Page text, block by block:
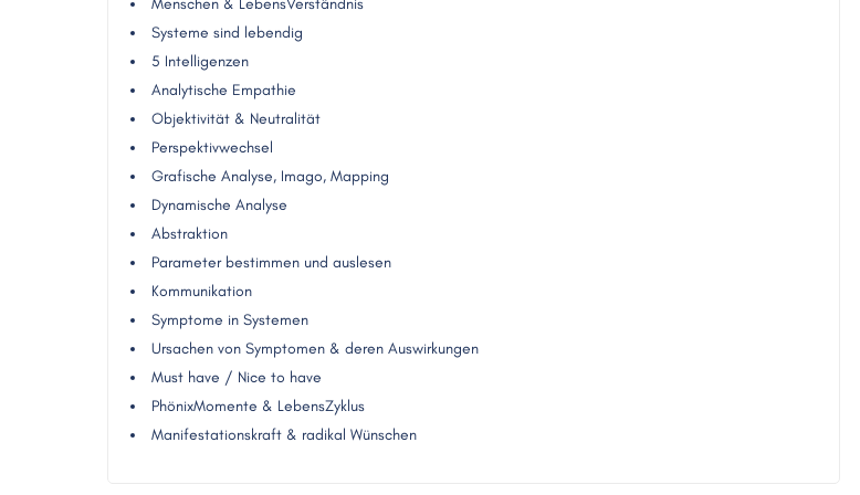
Systeme sind lebendig
5 Intelligenzen
Analytische Empathie
Objektivität & Neutralität
Perspektivwechsel
Grafische Analyse, Imago, Mapping
Dynamische Analyse
Abstraktion
Parameter bestimmen und auslesen
Kommunikation
Symptome in Systemen
Ursachen von Symptomen & deren Auswirkungen
Must have / Nice to have
PhönixMomente & LebensZyklus
Manifestationskraft & radikal Wünschen